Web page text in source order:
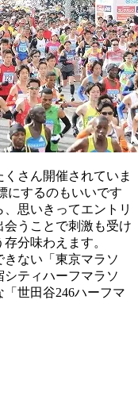
さん開催されていま
にするのもいいです
思いきってエントリ
うことで刺激も受け
分味わえます。
ない「東京マラソ
ティハーフマラソ
世田谷246ハーフマ